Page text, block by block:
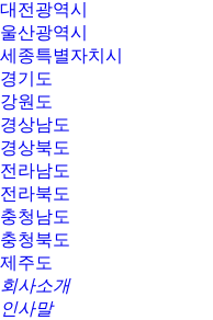
대전광역시
울산광역시
세종특별자치시
경기도
강원도
경상남도
경상북도
전라남도
전라북도
충청남도
충청북도
제주도
회사소개
인사말